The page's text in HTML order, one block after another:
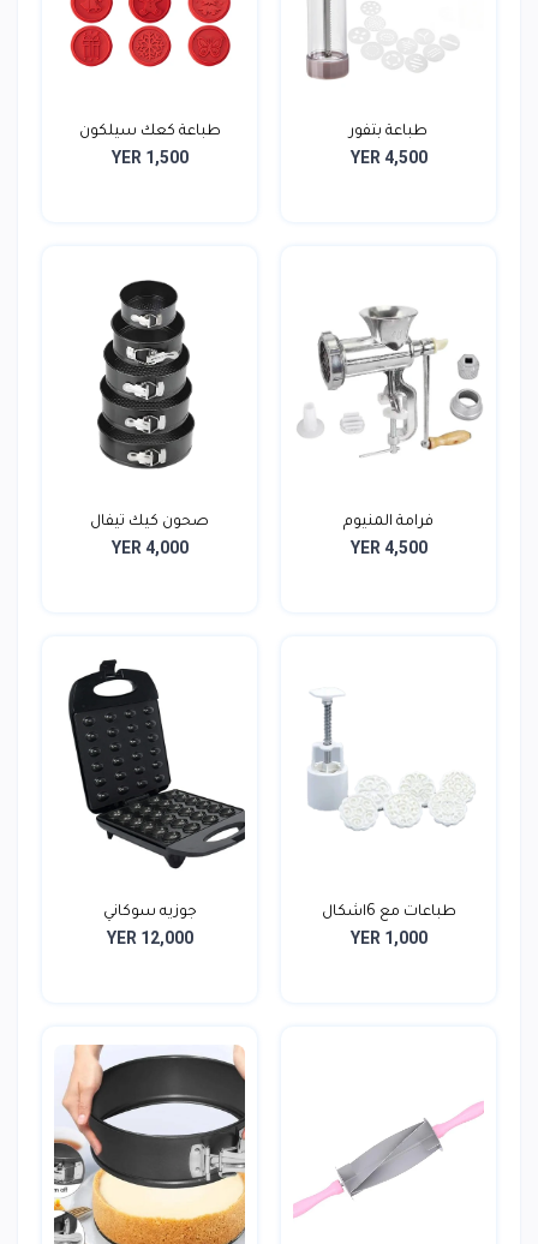
طباعة بتفور
YER 4,500
طباعة كعك سيلكون
YER 1,500
فرامة المنيوم
YER 4,500
صحون كيك تيفال
YER 4,000
طباعات مع 6اشكال
YER 1,000
جوزيه سوكاني
YER 12,000